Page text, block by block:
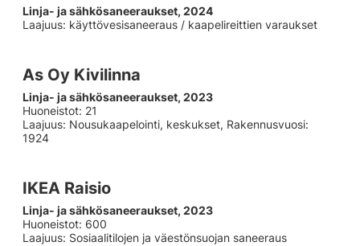
Linja- ja sähkösaneeraukset, 2024
Laajuus: käyttövesisaneeraus / kaapelireittien varaukset
As Oy Kivilinna
Linja- ja sähkösaneeraukset, 2023
Huoneistot: 21
Laajuus: Nousukaapelointi, keskukset, Rakennusvuosi:
1924
IKEA Raisio
Linja- ja sähkösaneeraukset, 2023
Huoneistot: 600
Laajuus: Sosiaalitilojen ja väestönsuojan saneeraus